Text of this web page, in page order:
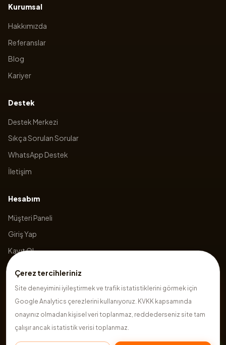
Çerez tercihleriniz
Site deneyimini iyileştirmek ve trafik istatistiklerini görmek için
Google Analytics çerezlerini kullanıyoruz. KVKK kapsamında
onayınız olmadan kişisel veri toplanmaz, reddederseniz site tam
çalışır ancak istatistik verisi toplanmaz.
Kurumsal
Hakkımızda
Referanslar
Blog
Kariyer
Destek
Destek Merkezi
Sıkça Sorulan Sorular
WhatsApp Destek
İletişim
Hesabım
Müşteri Paneli
Giriş Yap
Kayıt Ol
2026 Hazırsite. Tüm hakları saklıdır.